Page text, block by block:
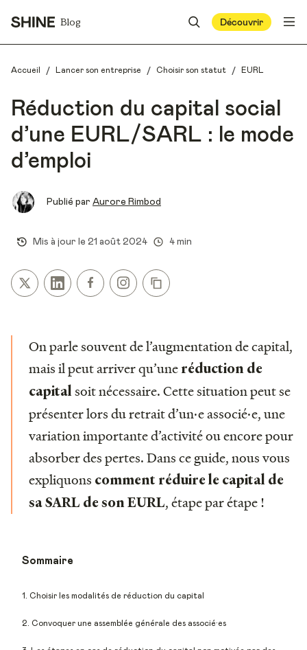
Blog Découvrir
Accueil / Lancer son entreprise / Choisir son statut / EURL
Réduction du capital social
d’une EURL/SARL : le mode
d’emploi
Publié par Aurore Rimbod
Mis à jour le 21 août 2024 4 min
On parle souvent de l’augmentation de capital,
mais il peut arriver qu’une réduction de
capital soit nécessaire. Cette situation peut se
présenter lors du retrait d’un·e associé·e, une
variation importante d’activité ou encore pour
absorber des pertes. Dans ce guide, nous vous
expliquons comment réduire le capital de
sa SARL de son EURL, étape par étape !
Sommaire
1. Choisir les modalités de réduction du capital
2. Convoquer une assemblée générale des associé·es